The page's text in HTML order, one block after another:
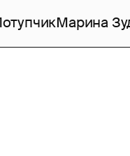
Марина